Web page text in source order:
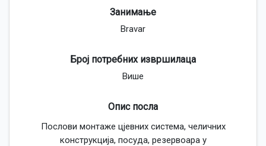
Занимање
Bravar
Број потребних извршилаца
Више
Опис посла
Послови монтаже цјевних система, челичних
конструкција, посуда, резервоара у